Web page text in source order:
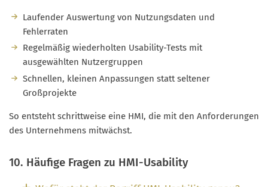
Laufender Auswertung von Nutzungsdaten und
Fehlerraten
Regelmäßig wiederholten Usability-Tests mit
ausgewählten Nutzergruppen
Schnellen, kleinen Anpassungen statt seltener
Großprojekte
So entsteht schrittweise eine HMI, die mit den Anforderungen
des Unternehmens mitwächst.
10. Häufige Fragen zu HMI-Usability